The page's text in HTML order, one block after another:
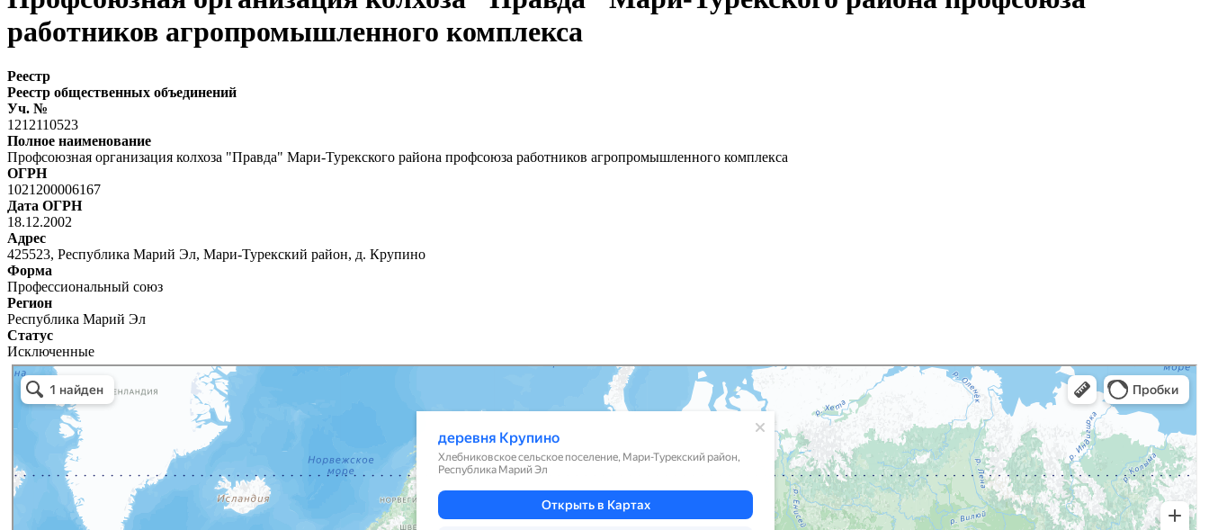
работников агропромышленного комплекса
Реестр
Реестр общественных объединений
Уч. №
1212110523
Полное наименование
Профсоюзная организация колхоза "Правда" Мари-Турекского района профсоюза работников агропромышленного комплекса
ОГРН
1021200006167
Дата ОГРН
18.12.2002
Адрес
425523, Республика Марий Эл, Мари-Турекский район, д. Крупино
Форма
Профессиональный союз
Регион
Республика Марий Эл
Статус
Исключенные